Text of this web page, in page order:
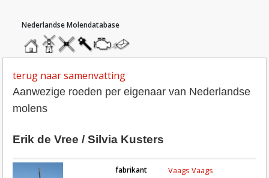
homemolendatabase
roedendatabase
assendatabase
motorendatabase
stuur
een
terug naar samenvatting
Aanwezige roeden per eigenaar van Nederlandse
molens
Erik de Vree / Silvia Kusters
fabrikant
Vaags Vaags